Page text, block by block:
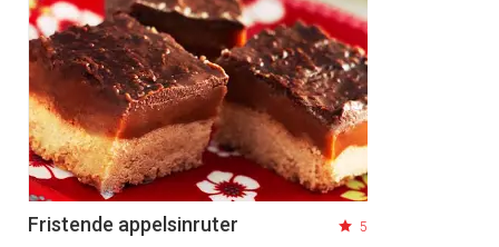
Fristende appelsinruter 5